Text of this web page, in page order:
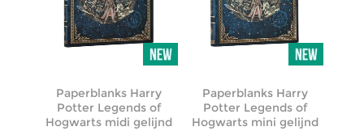
Paperblanks Harry
Potter Legends of
Hogwarts midi gelijnd
Paperblanks Harry
Potter Legends of
Hogwarts mini gelijnd